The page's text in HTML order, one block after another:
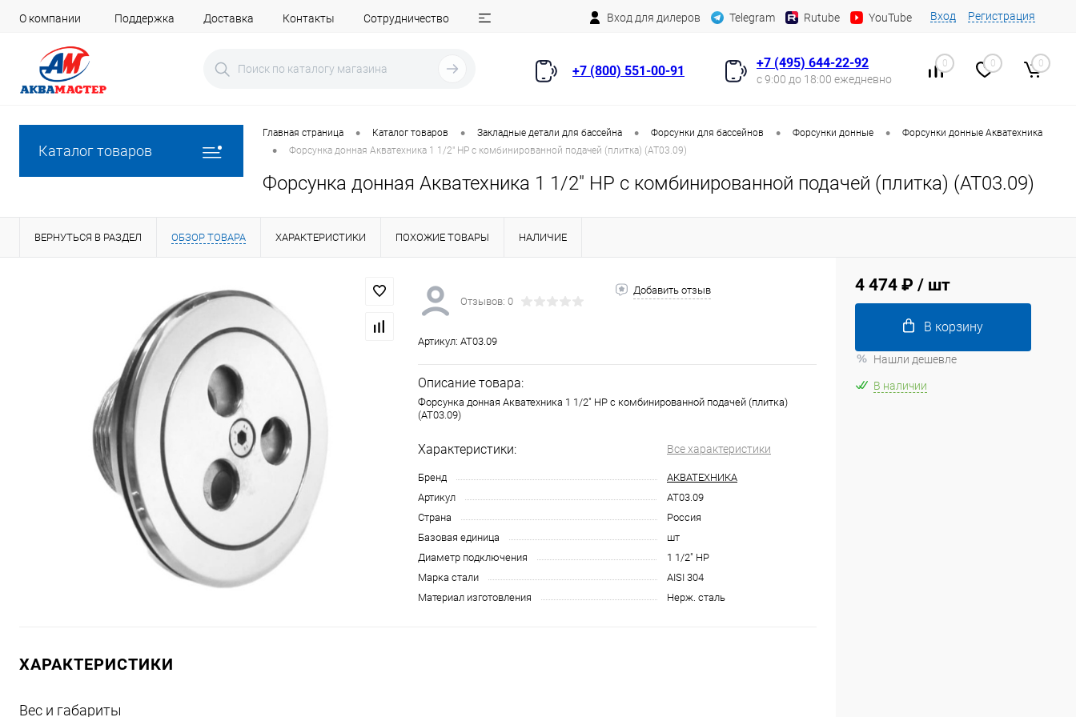
О компании Поддержка Доставка Контакты Сотрудничество Вход для дилеров Telegram Rutube YouTube Вход Регистрация
+7 (800) 551-00-91
+7 (495) 644-22-92
с 9:00 до 18:00 ежедневно
0 0 0
Каталог товаров
Главная страница • Каталог товаров • Закладные детали для бассейна • Форсунки для бассейнов • Форсунки донные • Форсунки донные Акватехника
• Форсунка донная Акватехника 1 1/2" НР с комбинированной подачей (плитка) (AT03.09)
Форсунка донная Акватехника 1 1/2" НР с комбинированной подачей (плитка) (AT03.09)
ВЕРНУТЬСЯ В РАЗДЕЛ ОБЗОР ТОВАРА ХАРАКТЕРИСТИКИ ПОХОЖИЕ ТОВАРЫ НАЛИЧИЕ
Отзывов: 0
Добавить отзыв
Артикул: AT03.09
Описание товара:
Форсунка донная Акватехника 1 1/2" НР с комбинированной подачей (плитка)
(AT03.09)
Характеристики: Все характеристики
Бренд
АКВАТЕХНИКА
Артикул
AT03.09
Страна
Россия
Базовая единица
шт
Диаметр подключения
1 1/2" НР
Марка стали
AISI 304
Материал изготовления
Нерж. сталь
ХАРАКТЕРИСТИКИ
Вес и габариты
4 474 ₽ / шт
В корзину
Нашли дешевле
В наличии